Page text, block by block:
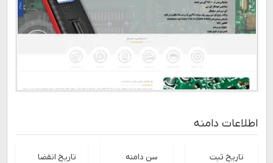
اطلاعات دامنه
تاریخ ثبت سن دامنه تاریخ انقضا